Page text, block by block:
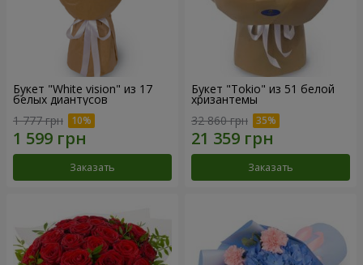
Букет "White vision" из 17
белых диантусов
1 777 грн
Заказать
Букет "Tokio" из 51 белой
хризантемы
32 860 грн
Заказать